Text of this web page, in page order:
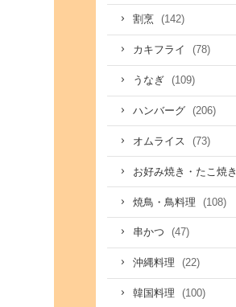
割烹 (142)
カキフライ (78)
うなぎ (109)
ハンバーグ (206)
オムライス (73)
お好み焼き・たこ焼き
焼鳥・鳥料理 (108)
串かつ (47)
沖縄料理 (22)
韓国料理 (100)